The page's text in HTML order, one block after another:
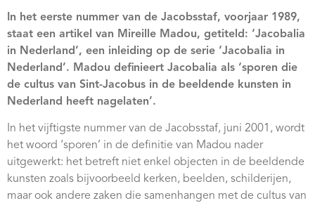
Spirituele reis
Ervaringen
Nieuws
Agenda
Webshop
Contact
In het eerste nummer van de Jacobsstaf, voorjaar 1989,
staat een artikel van Mireille Madou, getiteld: ‘Jacobalia
in Nederland’, een inleiding op de serie ‘Jacobalia in
Nederland’. Madou definieert Jacobalia als ‘sporen die
de cultus van Sint-Jacobus in de beeldende kunsten in
Nederland heeft nagelaten’.
In het vijftigste nummer van de Jacobsstaf, juni 2001, wordt
het woord ‘sporen’ in de definitie van Madou nader
uitgewerkt: het betreft niet enkel objecten in de beeldende
kunsten zoals bijvoorbeeld kerken, beelden, schilderijen,
maar ook andere zaken die samenhangen met de cultus van